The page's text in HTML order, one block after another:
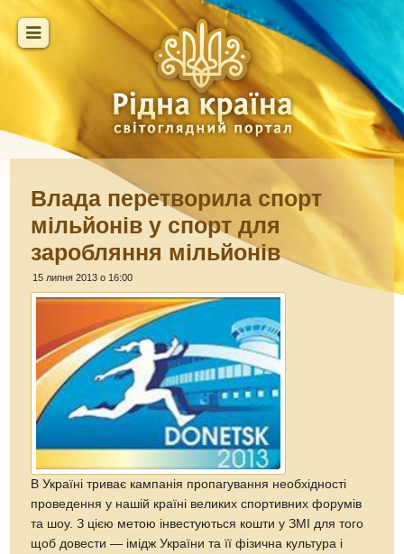
Влада перетворила спорт
мільйонів у спорт для
заробляння мільйонів
15 липня 2013 о 16:00
В Україні триває кампанія пропагування необхідності
проведення у нашій країні великих спортивних форумів
та шоу. З цією метою інвестуються кошти у ЗМІ для того
щоб довести — імідж України та її фізична культура і